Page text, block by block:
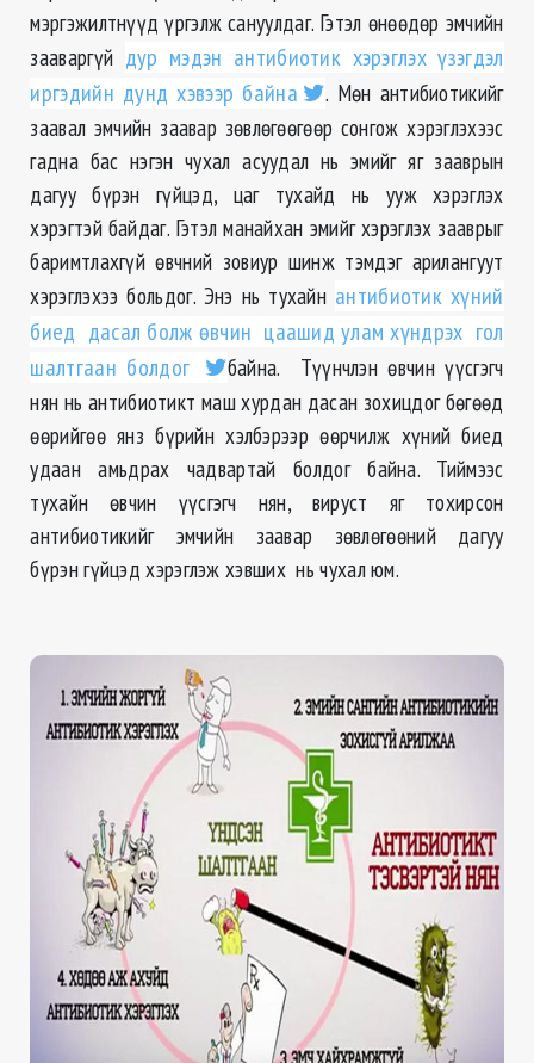
мэргэжилтнүүд үргэлж сануулдаг. Гэтэл өнөөдөр эмчийн
зааваргүй дур мэдэн антибиотик хэрэглэх үзэгдэл
иргэдийн дунд хэвээр байна
. Мөн антибиотикийг
заавал эмчийн заавар зөвлөгөөгөөр сонгож хэрэглэхээс
гадна бас нэгэн чухал асуудал нь эмийг яг зааврын
дагуу бүрэн гүйцэд, цаг тухайд нь ууж хэрэглэх
хэрэгтэй байдаг. Гэтэл манайхан эмийг хэрэглэх зааврыг
баримтлахгүй өвчний зовиур шинж тэмдэг арилангуут
хэрэглэхээ больдог. Энэ нь тухайн антибиотик хүний
биед дасал болж өвчин цаашид улам хүндрэх гол
шалтгаан болдог
байна. Түүнчлэн өвчин үүсгэгч
нян нь антибиотикт маш хурдан дасан зохицдог бөгөөд
өөрийгөө янз бүрийн хэлбэрээр өөрчилж хүний биед
удаан амьдрах чадвартай болдог байна. Тиймээс
тухайн өвчин үүсгэгч нян, вируст яг тохирсон
антибиотикийг эмчийн заавар зөвлөгөөний дагуу
бүрэн гүйцэд хэрэглэж хэвших нь чухал юм.